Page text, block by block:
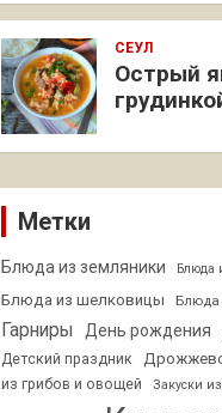
СЕУЛ
Острый
Метки
Блюда из земляники Блюда
Блюда из шелковицы Блюда
Гарниры День рождения
Детский праздник
из грибов и овощей
Закуски